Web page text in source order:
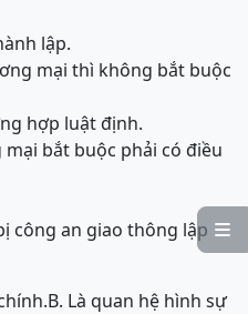

lập.
mại thì không bắt buộc
hợp luật định.
bắt buộc phải có điều
công an giao thông lập
B. Là quan hệ hình sự